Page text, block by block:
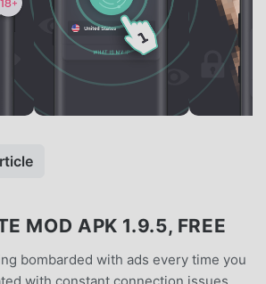
MOD APK 1.9.5, FREE
bombarded with ads every time you